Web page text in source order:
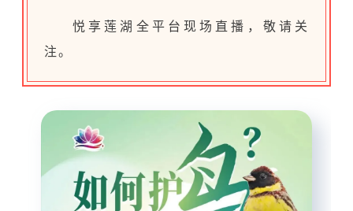
悦享莲湖全平台现场直播，敬请关
注。